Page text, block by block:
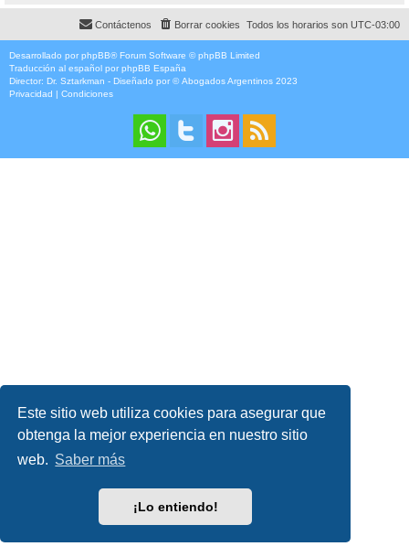
Este sitio web utiliza cookies para asegurar que
obtenga la mejor experiencia en nuestro sitio
web. Saber más
¡Lo entiendo!
Todos los horarios son UTC-03:00
Borrar cookies
Contáctenos
Desarrollado por phpBB® Forum Software © phpBB Limited
Traducción al español por phpBB España
Director: Dr. Sztarkman - Diseñado por ©Abogados Argentinos 2023
Privacidad | Condiciones